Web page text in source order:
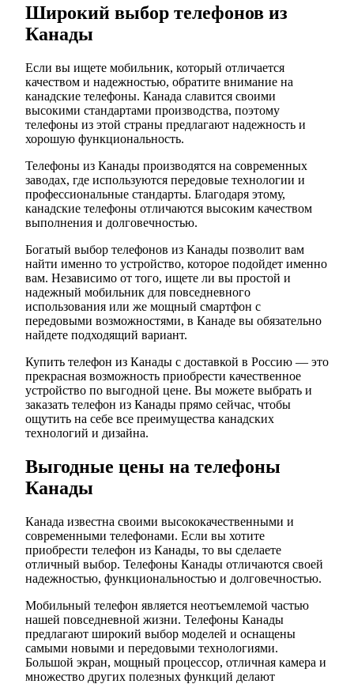
Широкий выбор телефонов из
Канады
Если вы ищете мобильник, который отличается
качеством и надежностью, обратите внимание на
канадские телефоны. Канада славится своими
высокими стандартами производства, поэтому
телефоны из этой страны предлагают надежность и
хорошую функциональность.
Телефоны из Канады производятся на современных
заводах, где используются передовые технологии и
профессиональные стандарты. Благодаря этому,
канадские телефоны отличаются высоким качеством
выполнения и долговечностью.
Богатый выбор телефонов из Канады позволит вам
найти именно то устройство, которое подойдет именно
вам. Независимо от того, ищете ли вы простой и
надежный мобильник для повседневного
использования или же мощный смартфон с
передовыми возможностями, в Канаде вы обязательно
найдете подходящий вариант.
Купить телефон из Канады с доставкой в Россию — это
прекрасная возможность приобрести качественное
устройство по выгодной цене. Вы можете выбрать и
заказать телефон из Канады прямо сейчас, чтобы
ощутить на себе все преимущества канадских
технологий и дизайна.
Выгодные цены на телефоны
Канады
Канада известна своими высококачественными и
современными телефонами. Если вы хотите
приобрести телефон из Канады, то вы сделаете
отличный выбор. Телефоны Канады отличаются своей
надежностью, функциональностью и долговечностью.
Мобильный телефон является неотъемлемой частью
нашей повседневной жизни. Телефоны Канады
предлагают широкий выбор моделей и оснащены
самыми новыми и передовыми технологиями.
Большой экран, мощный процессор, отличная камера и
множество других полезных функций делают